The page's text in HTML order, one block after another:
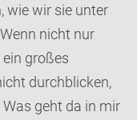
wie wir sie unter
nicht nur
großes
durchblicken,
geht da in mir